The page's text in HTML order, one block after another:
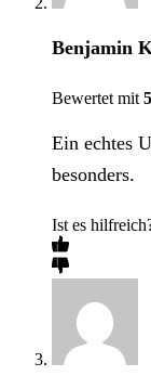
Benjamin
Bewertet mit 5
Ein echtes
besonders.
Ist es